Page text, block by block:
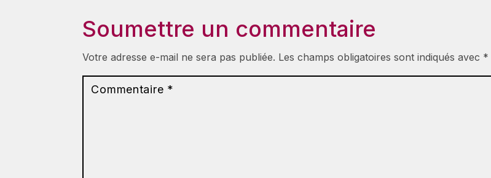
Soumettre un commentaire
Votre adresse e-mail ne sera pas publiée. Les champs obligatoires sont indiqués avec *